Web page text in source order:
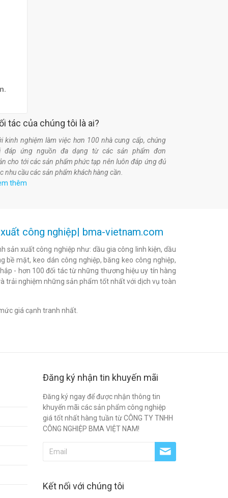
tác của chúng tôi là ai?
kinh nghiệm làm việc hơn 100 nhà cung cấp, chúng
đáp ứng nguồn đa dạng từ các sản phẩm đơn
cho tới các sản phẩm phức tạp nên luôn đáp ứng đủ
nhu cầu các sản phẩm khách hàng cần.
thêm
công nghiệp| bma-vietnam.com
sản xuất công nghiệp như: dầu gia công linh kiện, dầu
mặt, keo dán công nghiệp, băng keo công nghiệp,
- hơn 100 đối tác từ những thương hiệu uy tín hàng
trải nghiệm những sản phẩm tốt nhất với dịch vụ toàn
giá cạnh tranh nhất.
Đăng ký nhận tin khuyến mãi
Đăng ký ngay để được nhận thông tin
khuyến mãi các sản phẩm công nghiệp
giá tốt nhất hàng tuần từ CÔNG TY TNHH
CÔNG NGHIỆP BMA VIỆT NAM!
Kết nối với chúng tôi